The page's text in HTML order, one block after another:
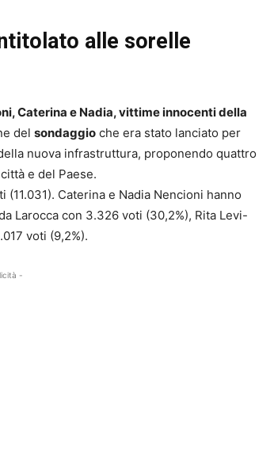
alle sorelle
Caterina e Nadia, vittime innocenti della
del sondaggio che era stato lanciato per
nuova infrastruttura, proponendo quattro
e del Paese.
Caterina e Nadia Nencioni hanno
Larocca con 3.326 voti (30,2%), Rita Levi-
voti (9,2%).
-